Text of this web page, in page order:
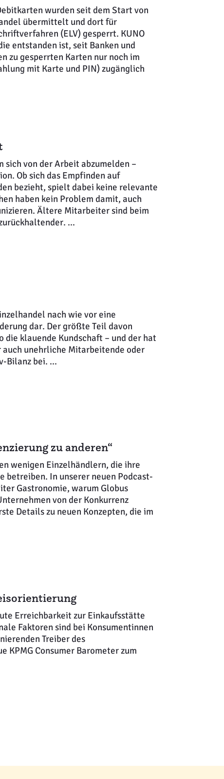
wurden seit dem Start von
übermittelt und dort für
(ELV) gesperrt. KUNO
entstanden ist, seit Banken und
zu gesperrten Karten nur noch im
mit Karte und PIN) zugänglich
sich von der Arbeit abzumelden –
Ob sich das Empfinden auf
bezieht, spielt dabei keine relevante
haben kein Problem damit, auch
Ältere Mitarbeiter sind beim
...
nach wie vor eine
dar. Der größte Teil davon
klauende Kundschaft – und der hat
unehrliche Mitarbeitende oder
Bilanz bei. ...
zu anderen“
wenigen Einzelhändlern, die ihre
betreiben. In unserer neuen Podcast-
Gastronomie, warum Globus
von der Konkurrenz
Details zu neuen Konzepten, die im
Erreichbarkeit zur Einkaufsstätte
Faktoren sind bei Konsumentinnen
Treiber des
KPMG Consumer Barometer zum